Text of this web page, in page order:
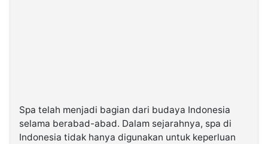
Spa telah menjadi bagian dari budaya Indonesia
selama berabad-abad. Dalam sejarahnya, spa di
Indonesia tidak hanya digunakan untuk keperluan